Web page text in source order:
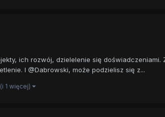
ich rozwój, dzielelenie się
I @Dabrowski, może podzielisz się z...
(i 1 więcej)